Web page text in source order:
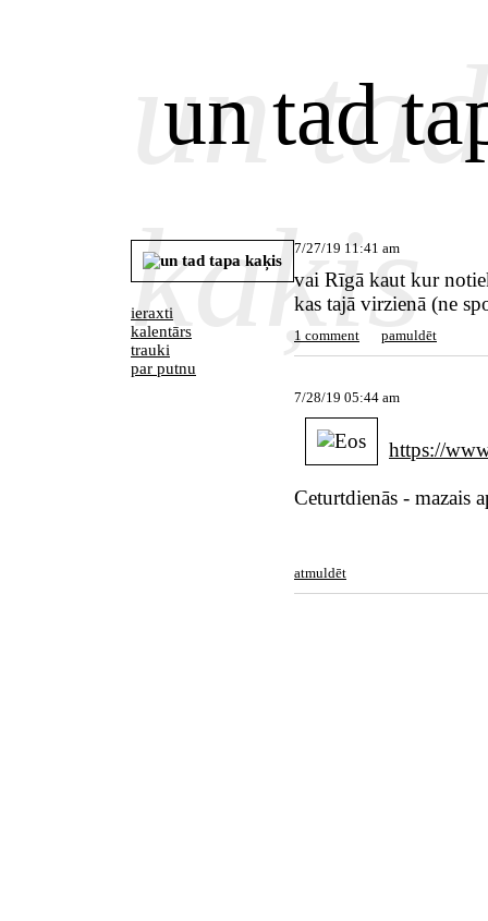
un tad
un
kaķis
ieraxti
kalentārs
trauki
par putnu
7/27/19 11:41 am
vai Rīgā kaut kur
kas tajā virzienā (ne
1 comment pamuldēt
7/28/19 05:44 am
https://
Ceturtdienās - mazais
atmuldēt